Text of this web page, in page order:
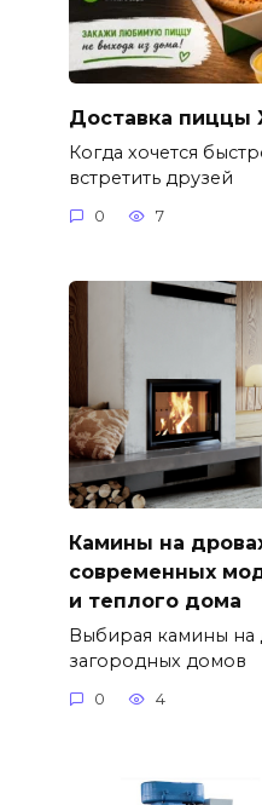
Доставка пиццы
Когда хочется
встретить друзей
0 7
Камины на
современных
и теплого дома
Выбирая камины на
загородных домов
0 4